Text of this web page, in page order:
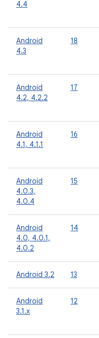
4.4
Android
4.3
18
Android
4.2, 4.2.2
17
Android
4.1, 4.1.1
16
Android
4.0.3,
4.0.4
15
Android
4.0, 4.0.1,
4.0.2
14
Android 3.2 13
Android
3.1.x
12